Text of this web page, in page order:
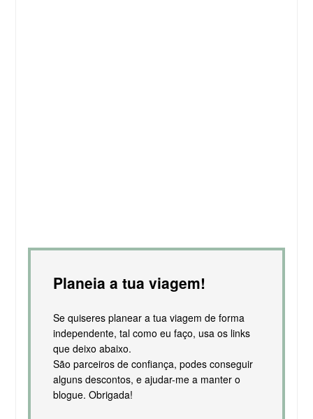
Planeia a tua viagem!
Se quiseres planear a tua viagem de forma
independente, tal como eu faço, usa os links
que deixo abaixo.
São parceiros de confiança, podes conseguir
alguns descontos, e ajudar-me a manter o
blogue. Obrigada!